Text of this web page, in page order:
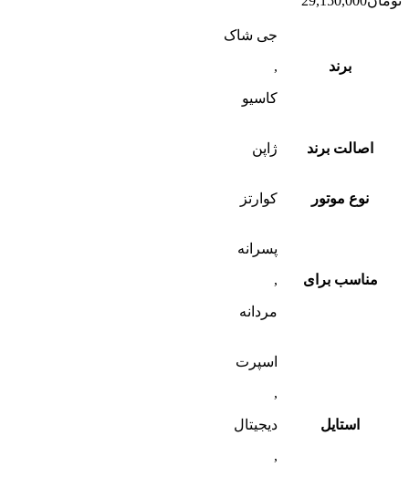
برند
جی شاک
,
کاسیو
اصالت برند ژاپن
نوع موتور کوارتز
مناسب برای
پسرانه
,
مردانه
استایل
اسپرت
,
دیجیتال
,